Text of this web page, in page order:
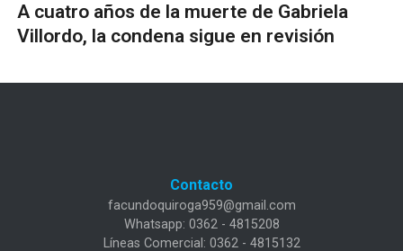
A cuatro años de la muerte de Gabriela
Villordo, la condena sigue en revisión
Contacto
facundoquiroga959@gmail.com
Whatsapp: 0362 - 4815208
Líneas Comercial: 0362 - 4815132